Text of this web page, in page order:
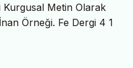
Kurgusal Metin Olarak
Örneği. Fe Dergi 4 1